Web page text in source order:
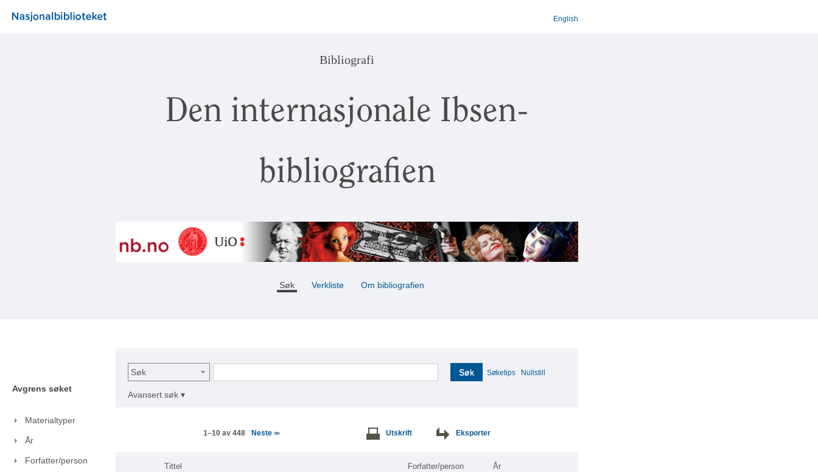
English
Bibliografi
Den internasjonale Ibsen-
bibliografien
Søk Verkliste Om bibliografien
Avgrens søket
Materialtyper
År
Forfatter/person
Søk Søk Søketips Nullstill
Avansert søk ▾
1–10 av 448 Neste >> Utskrift Eksporter
Tittel Forfatter/person År